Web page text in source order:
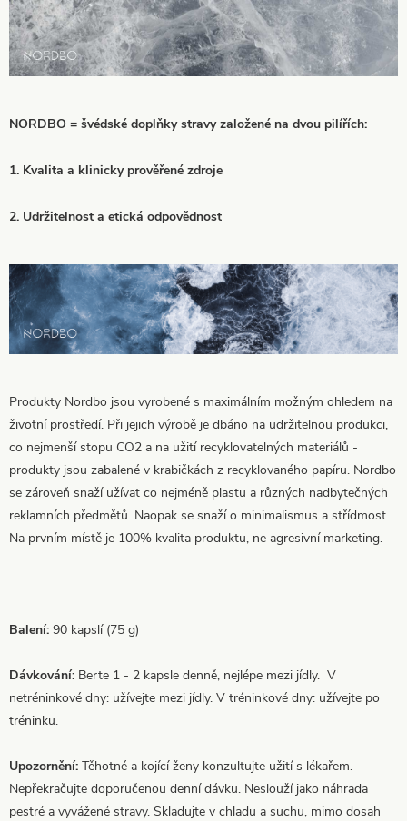
NORDBO = švédské doplňky stravy založené na dvou pilířích:
1. Kvalita a klinicky prověřené zdroje
2. Udržitelnost a etická odpovědnost
Produkty Nordbo jsou vyrobené s maximálním možným ohledem na
životní prostředí. Při jejich výrobě je dbáno na udržitelnou produkci,
co nejmenší stopu CO2 a na užití recyklovatelných materiálů -
produkty jsou zabalené v krabičkách z recyklovaného papíru. Nordbo
se zároveň snaží užívat co nejméně plastu a různých nadbytečných
reklamních předmětů. Naopak se snaží o minimalismus a střídmost.
Na prvním místě je 100% kvalita produktu, ne agresivní marketing.
Balení: 90 kapslí (75 g)
Dávkování: Berte 1 - 2 kapsle denně, nejlépe mezi jídly. V
netréninkové dny: užívejte mezi jídly. V tréninkové dny: užívejte po
tréninku.
Upozornění: Těhotné a kojící ženy konzultujte užití s lékařem.
Nepřekračujte doporučenou denní dávku. Neslouží jako náhrada
pestré a vyvážené stravy. Skladujte v chladu a suchu, mimo dosah